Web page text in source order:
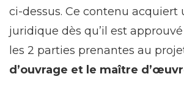
ci-dessus. Ce contenu acquiert
juridique dès qu’il est
les 2 parties prenantes au
d’ouvrage et le maître